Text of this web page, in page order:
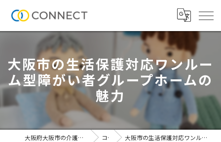
大阪市の生活保護対応ワンルー
ム型障がい者グループホームの
魅力
大阪府大阪市の介護施設なら株式会社CONNECT コラム 大阪市の生活保護対応ワンルーム型障がい者グループホームの魅力